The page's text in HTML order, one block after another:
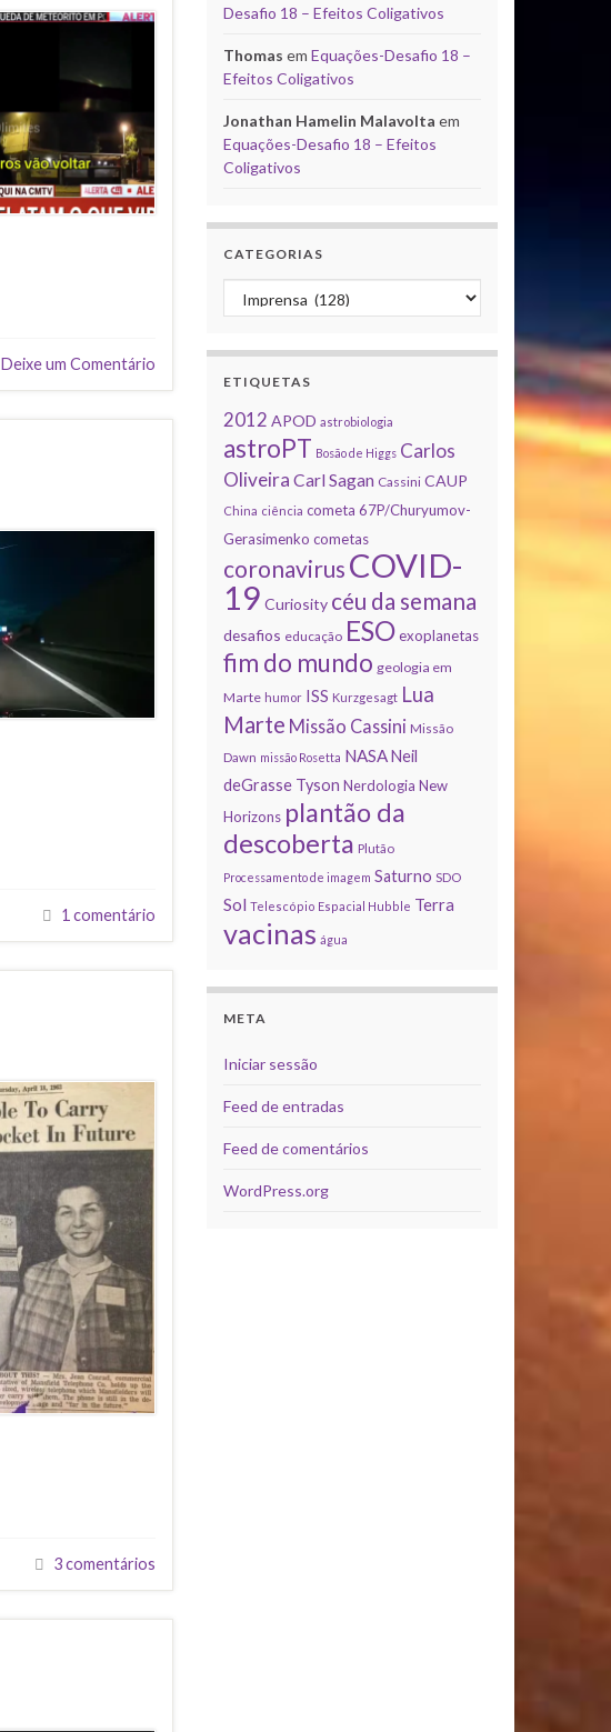
Deixe um Comentário
1 comentário
3 comentários
Desafio 18 – Efeitos Coligativos
Thomas em Equações-Desafio 18 –
Efeitos Coligativos
Jonathan Hamelin Malavolta em
Equações-Desafio 18 – Efeitos
Coligativos
CATEGORIAS
Categorias
ETIQUETAS
2012 APOD astrobiologia
astroPT Bosão de Higgs Carlos
Oliveira Carl Sagan Cassini CAUP
China ciência cometa 67P/Churyumov-
Gerasimenko cometas
coronavirus COVID-
19 Curiosity céu da semana
desafios educação ESO exoplanetas
fim do mundo geologia em
Marte humor ISS Kurzgesagt Lua
Marte Missão Cassini Missão
Dawn missão Rosetta NASA Neil
deGrasse Tyson Nerdologia New
Horizons plantão da
descoberta Plutão
Processamento de imagem Saturno SDO
Sol Telescópio Espacial Hubble Terra
vacinas água
META
Iniciar sessão
Feed de entradas
Feed de comentários
WordPress.org